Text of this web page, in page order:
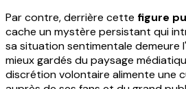
Par contre, derrière cette figure
cache un mystère persistant qui
sa situation sentimentale demeure
mieux gardés du paysage
discrétion volontaire alimente une